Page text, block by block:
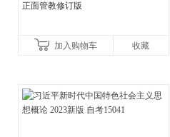
正面管教修订版
加入购物车 收藏